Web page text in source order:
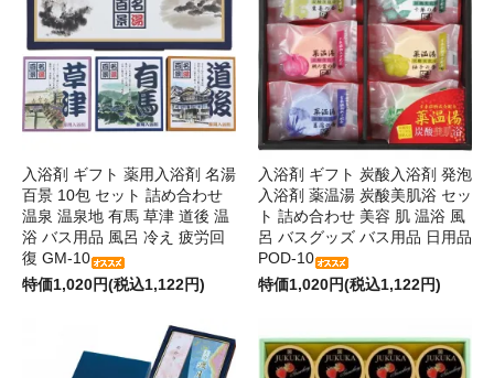
入浴剤 ギフト 薬用入浴剤 名湯
百景 10包 セット 詰め合わせ
温泉 温泉地 有馬 草津 道後 温
浴 バス用品 風呂 冷え 疲労回
復 GM-10
特価1,020円(税込1,122円)
入浴剤 ギフト 炭酸入浴剤 発泡
入浴剤 薬温湯 炭酸美肌浴 セッ
ト 詰め合わせ 美容 肌 温浴 風
呂 バスグッズ バス用品 日用品
POD-10
特価1,020円(税込1,122円)